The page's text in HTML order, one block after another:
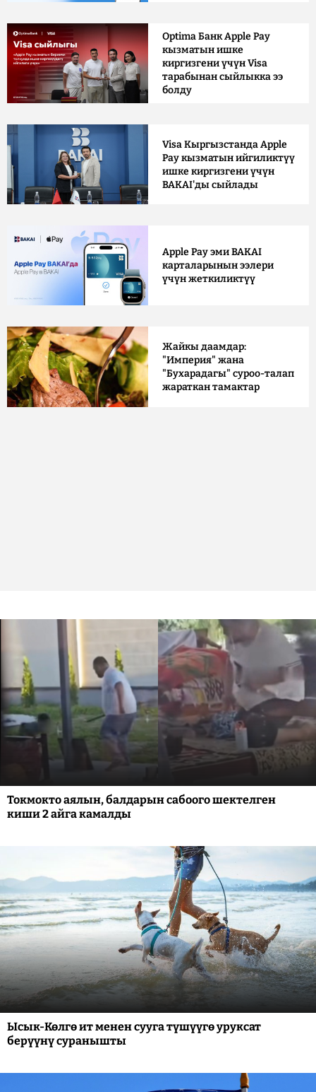
Optima Банк Apple Pay
кызматын ишке
киргизгени үчүн Visa
тарабынан сыйлыкка ээ
болду
Visa Кыргызстанда Apple
Pay кызматын ийгиликтүү
ишке киргизгени үчүн
BAKAI'ды сыйлады
Apple Pay эми BAKAI
карталарынын ээлери
үчүн жеткиликтүү
Жайкы даамдар:
"Империя" жана
"Бухарадагы" суроо-талап
жараткан тамактар
Токмокто аялын, балдарын сабоого шектелген
киши 2 айга камалды
Ысык-Көлгө ит менен сууга түшүүгө уруксат
берүүнү суранышты